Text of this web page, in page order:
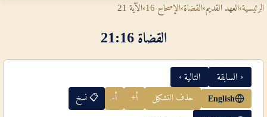
الرئيسية›العهد القديم›القضاة›الإصحاح 16 ›الآية 21
القضاة 16‏:‏21
‹ السابقة التالية ›
English حذف التشكيل أ+ أ- 📋 نسخ